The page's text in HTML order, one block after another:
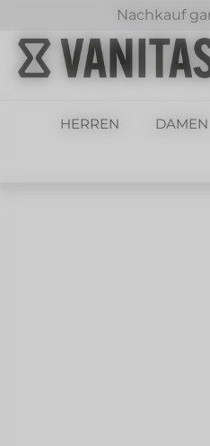
Hauptinhalt springen
Zur Suche springen
Zur Hauptnavigation
Nachkauf
HERREN DAMEN